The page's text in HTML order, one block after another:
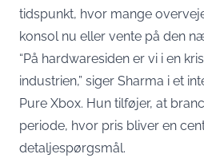
tidspunkt, hvor mange
konsol nu eller vente på den
“På hardwaresiden er vi i en
industrien,” siger Sharma i et
Pure Xbox. Hun tilføjer, at
periode, hvor pris bliver en
detaljespørgsmål.